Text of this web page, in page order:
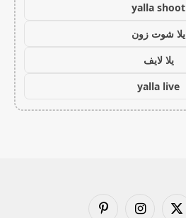
yalla shoot
يلا شوت زون
يلا لايف
yalla live
X الانستغرامبينتيريست